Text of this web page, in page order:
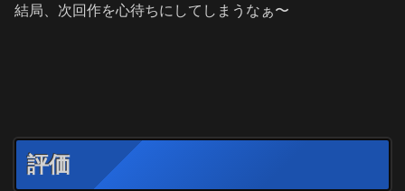
結局、次回作を心待ちにしてしまうなぁ〜
評価